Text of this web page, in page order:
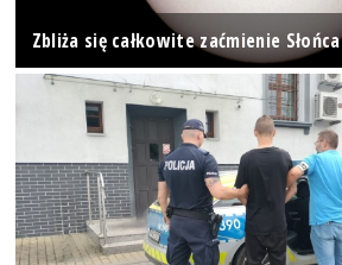
Zbliża się całkowite zaćmienie Słońca